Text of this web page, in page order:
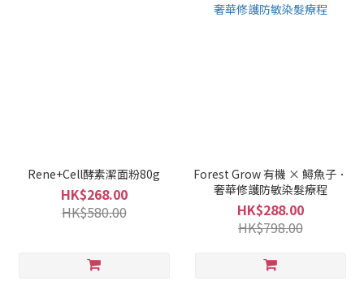
Rene+Cell酵素潔面粉80g
HK$268.00
HK$580.00
Forest Grow 有機 × 鱘魚子．
奢華修護防敏染髮療程
HK$288.00
HK$798.00